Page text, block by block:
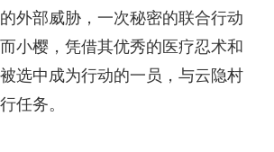
外部威胁，一次秘密的联合行动
小樱，凭借其优秀的医疗忍术和
选中成为行动的一员，与云隐村
任务。